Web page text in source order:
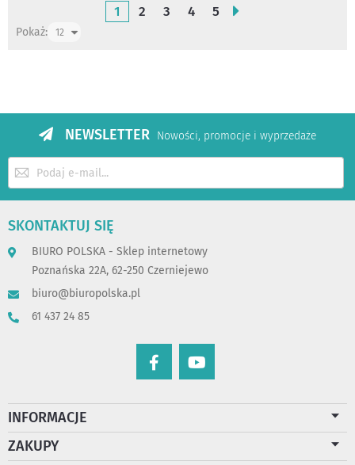
Strona
Aktualnie czytasz stronę
1 Strona
2 Strona
3 Strona
4 Strona
5 Strona
Następne
Pokaż:
NEWSLETTER Nowości, promocje i wyprzedaże
Subskrybuj
nasz
SKONTAKTUJ SIĘ
BIURO POLSKA - Sklep internetowy
Poznańska 22A, 62-250 Czerniejewo
biuro@biuropolska.pl
61 437 24 85
INFORMACJE
ZAKUPY